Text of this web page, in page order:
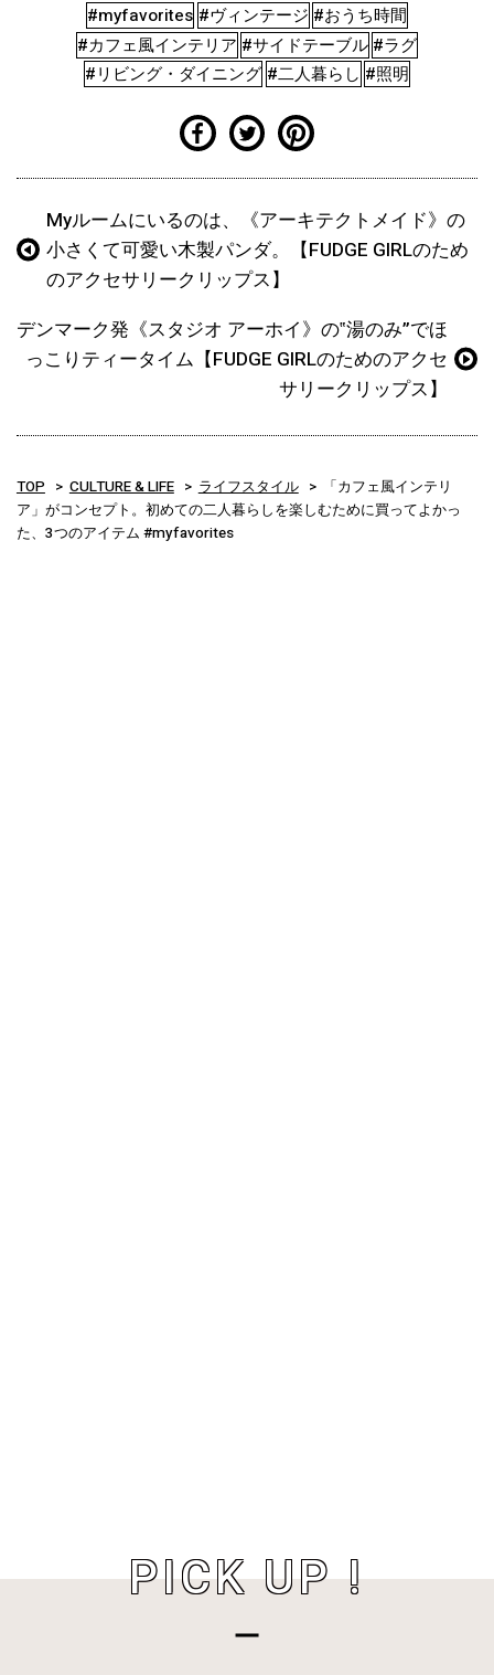
#myfavorites #ヴィンテージ #おうち時間
#カフェ風インテリア #サイドテーブル #ラグ
#リビング・ダイニング #二人暮らし #照明
Myルームにいるのは、《アーキテクトメイド》の
小さくて可愛い木製パンダ。【FUDGE GIRLのため
のアクセサリークリップス】
デンマーク発《スタジオ アーホイ》の‟湯のみ”でほ
っこりティータイム【FUDGE GIRLのためのアクセ
サリークリップス】
TOP CULTURE & LIFE ライフスタイル
「カフェ風インテリ
ア」がコンセプト。初めての二人暮らしを楽しむために買ってよかっ
た、3つのアイテム #myfavorites
PICK UP !